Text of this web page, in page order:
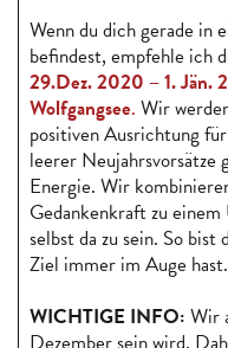
Wenn du dich gerade in
befindest, empfehle ich
29.Dez. 2020 – 1. Jän.
Wolfgangsee. Wir
positiven Ausrichtung
leerer
Energie. Wir
Gedankenkraft zu
selbst da zu sein. So
Ziel immer im Auge hast.
WICHTIGE INFO: Wir